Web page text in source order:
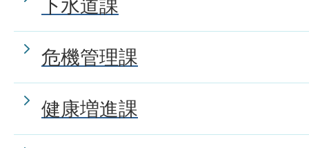
下水道課
危機管理課
健康増進課